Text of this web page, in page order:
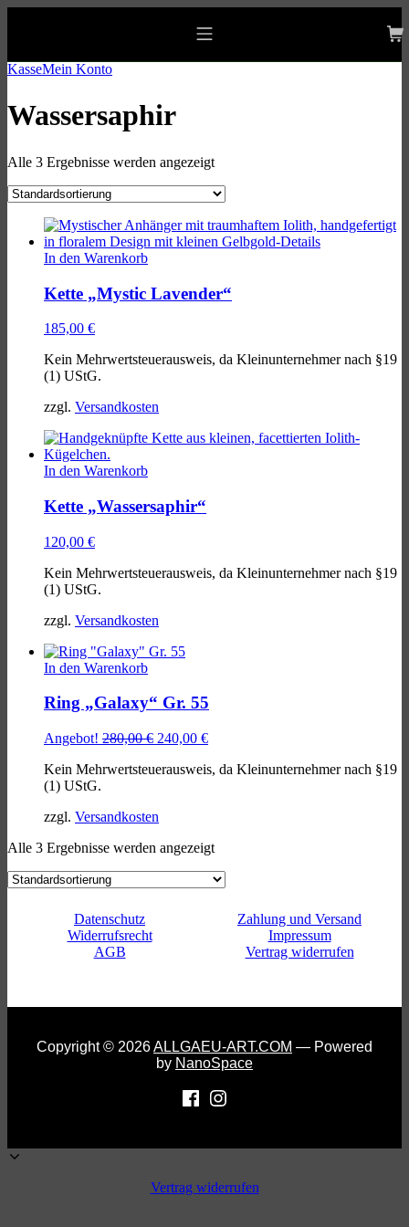
navigation
content
allgaeu-art.comMenu
KasseMein Konto
Wassersaphir
Alle 3 Ergebnisse werden angezeigt
products
In den Warenkorb
Kette „Mystic Lavender“
185,00 €
Kein Mehrwertsteuerausweis, da Kleinunternehmer nach §19
(1) UStG.
zzgl. Versandkosten
In den Warenkorb
Kette „Wassersaphir“
120,00 €
Kein Mehrwertsteuerausweis, da Kleinunternehmer nach §19
(1) UStG.
zzgl. Versandkosten
In den Warenkorb
Ring „Galaxy“ Gr. 55
Angebot! 280,00€ Ursprünglicher
war:
240,00 €Aktueller
ist:
Kein Mehrwertsteuerausweis, da Kleinunternehmer nach §19
(1) UStG.
zzgl. Versandkosten
Alle 3 Ergebnisse werden angezeigt
Datenschutz
Zahlung und Versand
Widerrufsrecht
Impressum
AGB
Vertrag widerrufen
Copyright © 2026ALLGAEU-ART.COM — Powered
by NanoSpace
Vertrag widerrufen